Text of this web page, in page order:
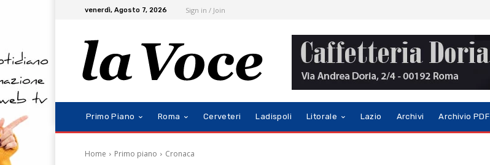
venerdì, Agosto 7, 2026 Sign in / Join
Primo Piano Roma Cerveteri Ladispoli Litorale Lazio Archivi Archivio PDF
Home Primo piano Cronaca